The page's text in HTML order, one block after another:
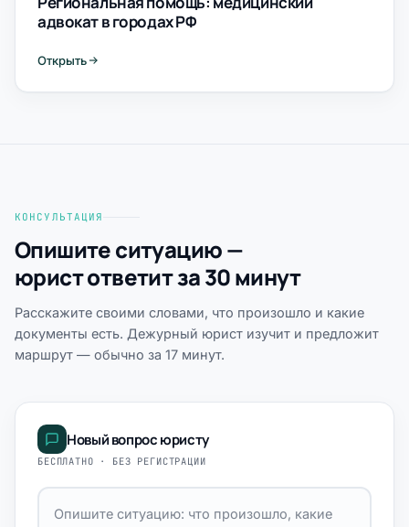
адвокат в городах РФ
Открыть
КОНСУЛЬТАЦИЯ
Опишите ситуацию —
юрист ответит за 30 минут
Расскажите своими словами, что произошло и какие
документы есть. Дежурный юрист изучит и предложит
маршрут — обычно за 17 минут.
Новый вопрос юристу
БЕСПЛАТНО · БЕЗ РЕГИСТРАЦИИ